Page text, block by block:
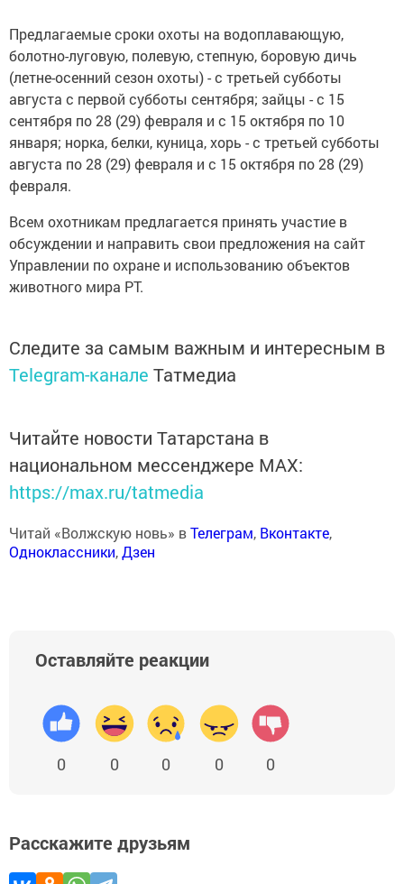
Предлагаемые сроки охоты на водоплавающую,
болотно-луговую, полевую, степную, боровую дичь
(летне-осенний сезон охоты) - с третьей субботы
августа с первой субботы сентября; зайцы - с 15
сентября по 28 (29) февраля и с 15 октября по 10
января; норка, белки, куница, хорь - с третьей субботы
августа по 28 (29) февраля и с 15 октября по 28 (29)
февраля.
Всем охотникам предлагается принять участие в
обсуждении и направить свои предложения на сайт
Управлении по охране и использованию объектов
животного мира РТ.
Следите за самым важным и интересным в
Telegram-канале Татмедиа
Читайте новости Татарстана в
национальном мессенджере MАХ:
https://max.ru/tatmedia
Читай «Волжскую новь» вТелеграм, Вконтакте,
Одноклассники,Дзен
Оставляйте реакции
0 0 0 0 0
Расскажите друзьям